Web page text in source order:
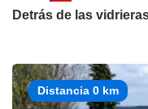
Detrás de las
Distancia 0 km